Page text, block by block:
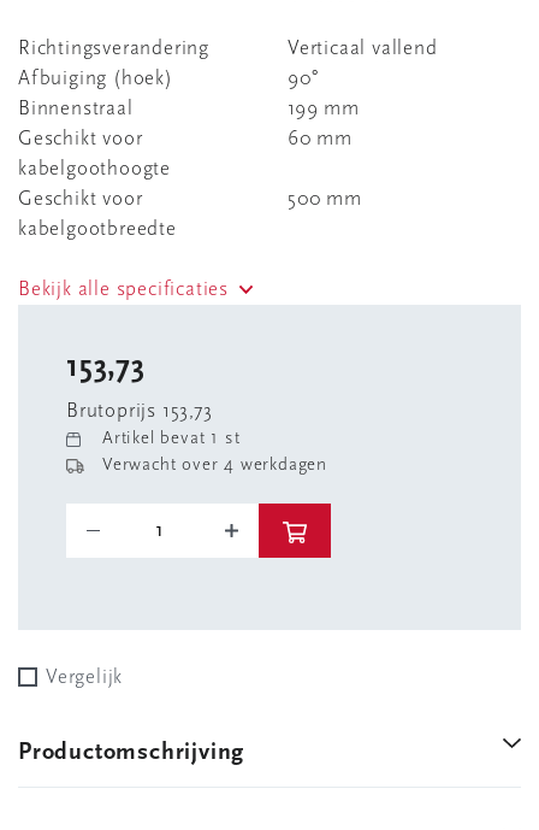
Richtingsverandering
Verticaal vallend
Afbuiging (hoek)
90°
Binnenstraal
199 mm
Geschikt voor
kabelgoothoogte
60 mm
Geschikt voor
kabelgootbreedte
500 mm
Bekijk alle specificaties
153,73
Brutoprijs 153,73
Artikel bevat 1 st
Verwacht over 4 werkdagen
Vergelijk
Productomschrijving